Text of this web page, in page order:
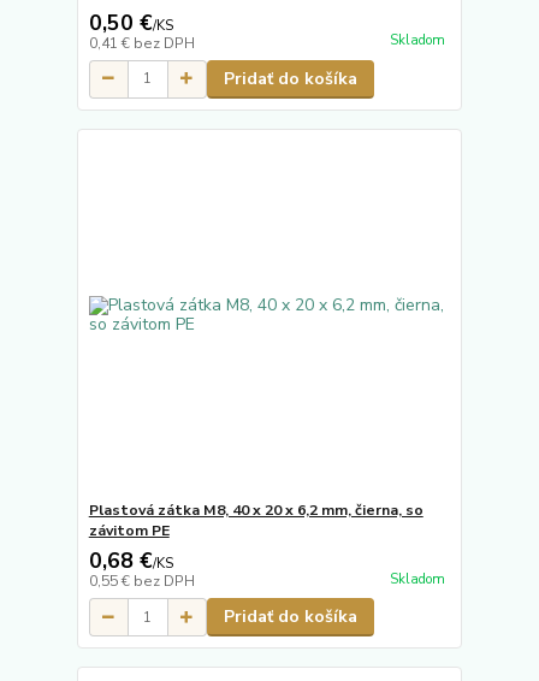
0,50 €/KS
0,41 € bez DPH Skladom
Pridať do košíka
Plastová zátka M8, 40 x 20 x 6,2 mm, čierna, so
závitom PE
0,68 €/KS
0,55 € bez DPH Skladom
Pridať do košíka